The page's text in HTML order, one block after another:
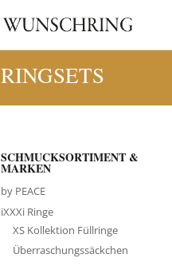
RINGSETS
SCHMUCKSORTIMENT &
MARKEN
by PEACE
iXXXi Ringe
XS Kollektion Füllringe
Überraschungssäckchen